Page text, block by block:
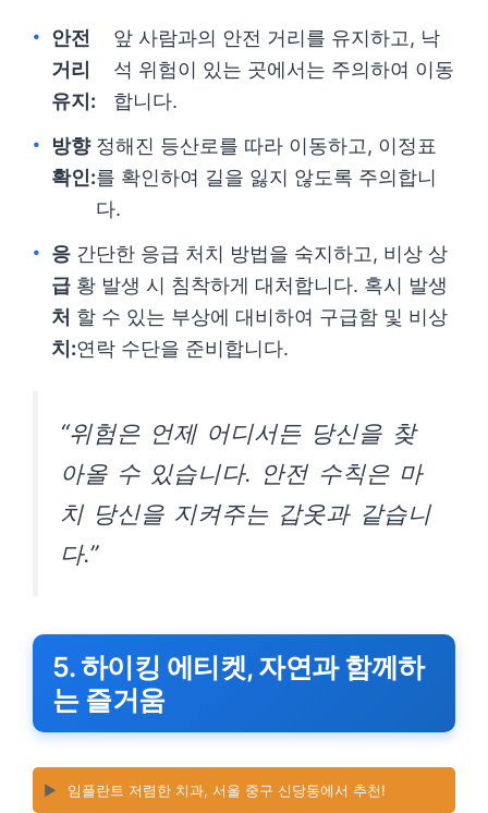
안전
거리
유지:
앞 사람과의 안전 거리를 유지하고, 낙
석 위험이 있는 곳에서는 주의하여 이동
합니다.
방향
확인:
정해진 등산로를 따라 이동하고, 이정표
를 확인하여 길을 잃지 않도록 주의합니
다.
응
급
처
치:
간단한 응급 처치 방법을 숙지하고, 비상 상
황 발생 시 침착하게 대처합니다. 혹시 발생
할 수 있는 부상에 대비하여 구급함 및 비상
연락 수단을 준비합니다.
“위험은 언제 어디서든 당신을 찾
아올 수 있습니다. 안전 수칙은 마
치 당신을 지켜주는 갑옷과 같습니
다.”
5. 하이킹 에티켓, 자연과 함께하
는 즐거움
▶️ 임플란트 저렴한 치과, 서울 중구 신당동에서 추천!